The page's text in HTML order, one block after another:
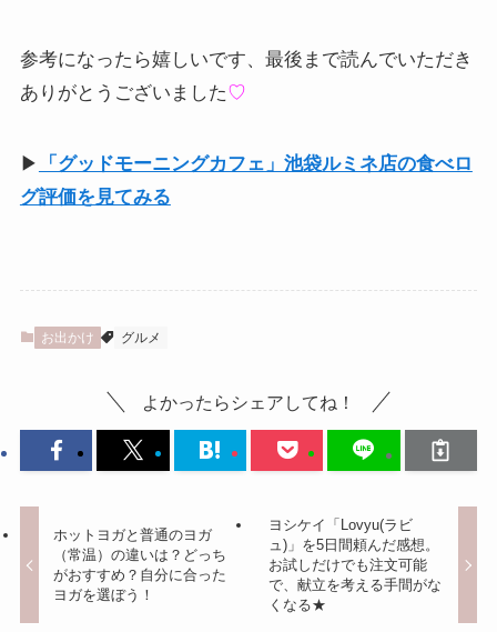
参考になったら嬉しいです、最後まで読んでいただき
ありがとうございました♡
▶
「グッドモーニングカフェ」池袋ルミネ店の食べロ
グ評価を見てみる
お出かけ グルメ
よかったらシェアしてね！
ホットヨガと普通のヨガ
（常温）の違いは？どっち
がおすすめ？自分に合った
ヨガを選ぼう！
ヨシケイ「Lovyu(ラビ
ュ)」を5日間頼んだ感想。
お試しだけでも注文可能
で、献立を考える手間がな
くなる★